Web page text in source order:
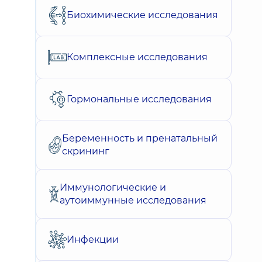
Биохимические исследования
Комплексные исследования
Гормональные исследования
Беременность и пренатальный
скрининг
Иммунологические и
аутоиммунные исследования
Инфекции